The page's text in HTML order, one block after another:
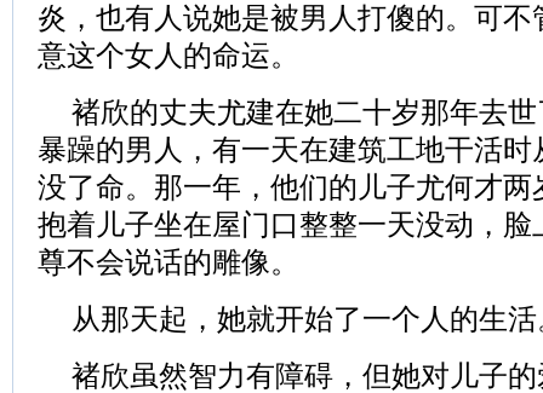
炎，也有人说她是被男人打傻的。可
意这个女人的命运。
褚欣的丈夫尤建在她二十岁那年去
暴躁的男人，有一天在建筑工地干活
没了命。那一年，他们的儿子尤何才
抱着儿子坐在屋门口整整一天没动，
尊不会说话的雕像。
从那天起，她就开始了一个人的生
褚欣虽然智力有障碍，但她对儿子